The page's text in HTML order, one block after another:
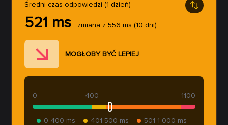
Średni czas odpowiedzi (1 dzień)
521 ms zmiana z 556 ms (10 dni)
MOGŁOBY BYĆ LEPIEJ
400
0 1100
0-400 ms 401-500 ms
501-1 000 ms